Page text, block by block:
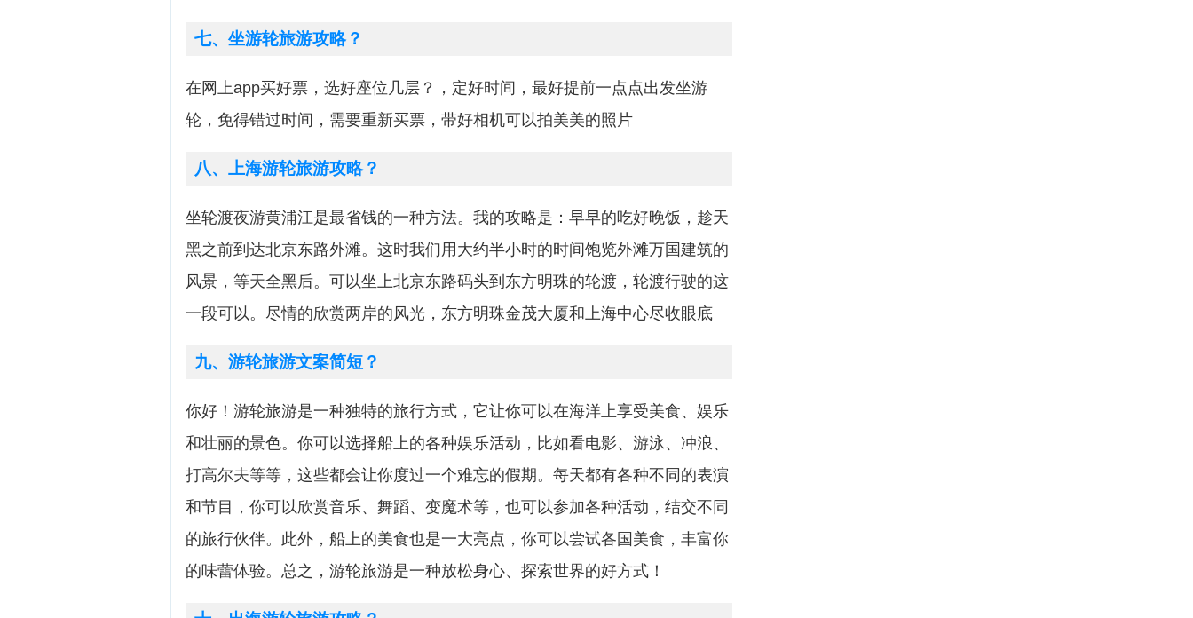
七、坐游轮旅游攻略？
在网上app买好票，选好座位几层？，定好时间，最好提前一点点出发坐游
轮，免得错过时间，需要重新买票，带好相机可以拍美美的照片
八、上海游轮旅游攻略？
坐轮渡夜游黄浦江是最省钱的一种方法。我的攻略是：早早的吃好晚饭，趁天
黑之前到达北京东路外滩。这时我们用大约半小时的时间饱览外滩万国建筑的
风景，等天全黑后。可以坐上北京东路码头到东方明珠的轮渡，轮渡行驶的这
一段可以。尽情的欣赏两岸的风光，东方明珠金茂大厦和上海中心尽收眼底
九、游轮旅游文案简短？
你好！游轮旅游是一种独特的旅行方式，它让你可以在海洋上享受美食、娱乐
和壮丽的景色。你可以选择船上的各种娱乐活动，比如看电影、游泳、冲浪、
打高尔夫等等，这些都会让你度过一个难忘的假期。每天都有各种不同的表演
和节目，你可以欣赏音乐、舞蹈、变魔术等，也可以参加各种活动，结交不同
的旅行伙伴。此外，船上的美食也是一大亮点，你可以尝试各国美食，丰富你
的味蕾体验。总之，游轮旅游是一种放松身心、探索世界的好方式！